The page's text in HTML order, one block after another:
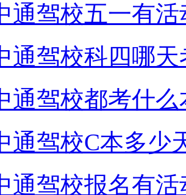
通驾校五一有活
通驾校科四哪天
通驾校都考什么
通驾校C本多少
通驾校报名有活